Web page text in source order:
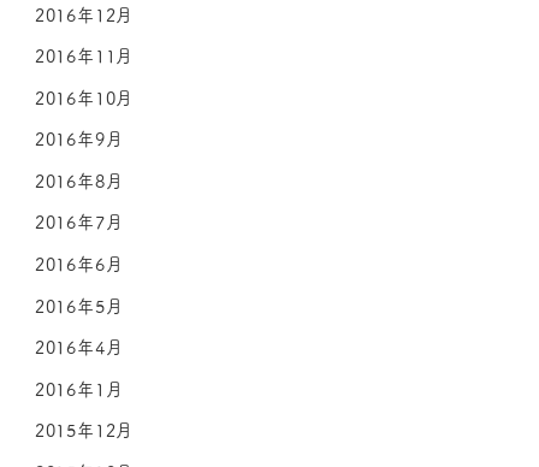
2016年12月
2016年11月
2016年10月
2016年9月
2016年8月
2016年7月
2016年6月
2016年5月
2016年4月
2016年1月
2015年12月